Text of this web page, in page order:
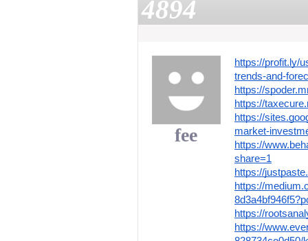
4894
fee
https://profit.ly/
trends-and-
https://
https://
https://
market-
https://
share=1
https://
https://
https://
https://